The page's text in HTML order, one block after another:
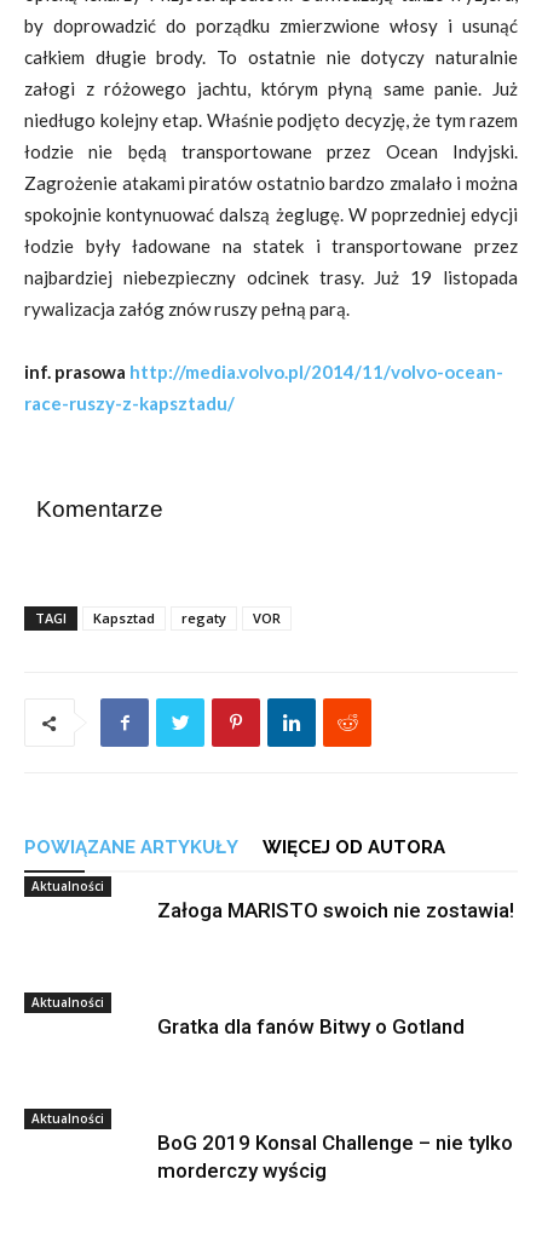
by doprowadzić do porządku zmierzwione włosy i usunąć
całkiem długie brody. To ostatnie nie dotyczy naturalnie
załogi z różowego jachtu, którym płyną same panie. Już
niedługo kolejny etap. Właśnie podjęto decyzję, że tym razem
łodzie nie będą transportowane przez Ocean Indyjski.
Zagrożenie atakami piratów ostatnio bardzo zmalało i można
spokojnie kontynuować dalszą żeglugę. W poprzedniej edycji
łodzie były ładowane na statek i transportowane przez
najbardziej niebezpieczny odcinek trasy. Już 19 listopada
rywalizacja załóg znów ruszy pełną parą.
inf. prasowa http://media.volvo.pl/2014/11/volvo-ocean-
race-ruszy-z-kapsztadu/
Komentarze
TAGI Kapsztad regaty VOR
POWIĄZANE ARTYKUŁY WIĘCEJ OD AUTORA
Aktualności
Załoga MARISTO swoich nie zostawia!
Aktualności
Gratka dla fanów Bitwy o Gotland
Aktualności
BoG 2019 Konsal Challenge – nie tylko
morderczy wyścig